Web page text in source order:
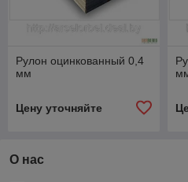
Рулон оцинкованный 0,4
мм
Цену уточняйте
О нас